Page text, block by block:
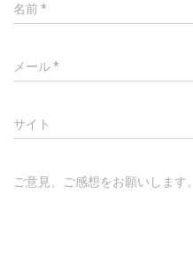
名前*
メール*
サイト
ご意見、ご感想をお願いします。